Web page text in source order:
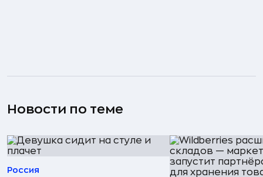
Новости по теме
Россия